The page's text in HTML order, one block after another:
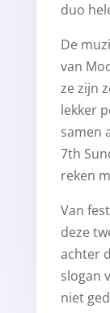
duo
De
van
ze zijn
lekker
samen
7th
reken
Van
deze
achter
slogan
niet